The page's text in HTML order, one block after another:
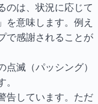
のは、状況に応じて
を意味します。例え
で感謝されることが
滅（パッシング）
告しています。ただ